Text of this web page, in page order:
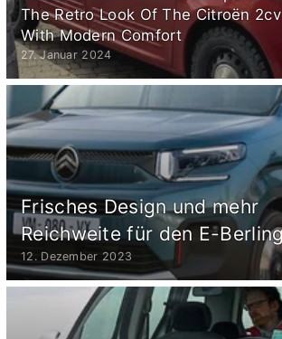
The Retro Look Of The Citroën 2cv
With Modern Comfort
27. Januar 2024
Frisches Design und mehr
Reichweite für den E-
12. Dezember 2023